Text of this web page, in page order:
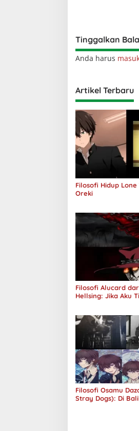
Tinggalkan
Anda harus
Artikel Terbaru
Filosofi Hidup
Oreki
Filosofi Alucard
Hellsing: Jika Aku
Filosofi Osamu
Stray Dogs): Di